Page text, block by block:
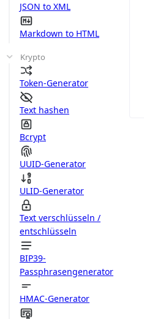
JSON to XML
Markdown to HTML
Krypto
Token-Generator
Text hashen
Bcrypt
UUID-Generator
ULID-Generator
Text verschlüsseln /
entschlüsseln
BIP39-
Passphrasengenerator
HMAC-Generator